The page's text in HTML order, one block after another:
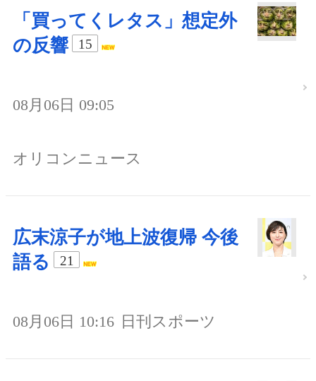
「買ってくレタス」想定外
の反響
15
08月06日 09:05
オリコンニュース
広末涼子が地上波復帰 今後
語る
21
08月06日 10:16 日刊スポーツ